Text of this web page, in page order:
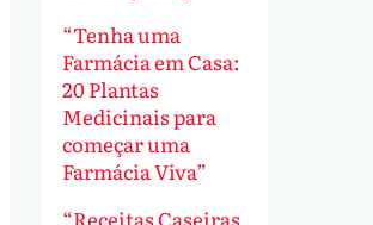
“Tenha uma
Farmácia em Casa:
20 Plantas
Medicinais para
começar uma
Farmácia Viva”
“Receitas Caseiras